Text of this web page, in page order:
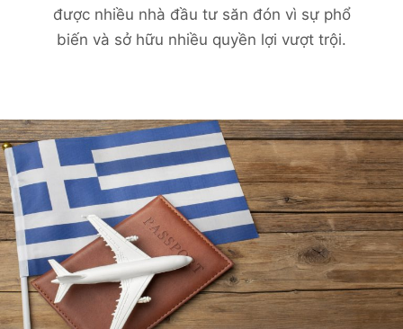
được nhiều nhà đầu tư săn đón vì sự phổ
biến và sở hữu nhiều quyền lợi vượt trội.